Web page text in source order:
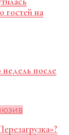
гостей на
недель после